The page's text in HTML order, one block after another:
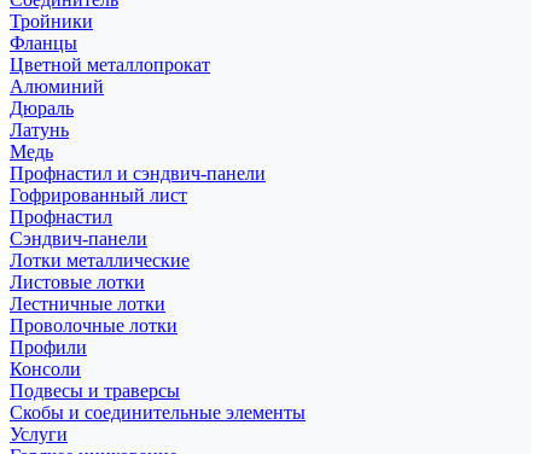
Тройники
Фланцы
Цветной металлопрокат
Алюминий
Дюраль
Латунь
Медь
Профнастил и сэндвич-панели
Гофрированный лист
Профнастил
Сэндвич-панели
Лотки металлические
Листовые лотки
Лестничные лотки
Проволочные лотки
Профили
Консоли
Подвесы и траверсы
Скобы и соединительные элементы
Услуги